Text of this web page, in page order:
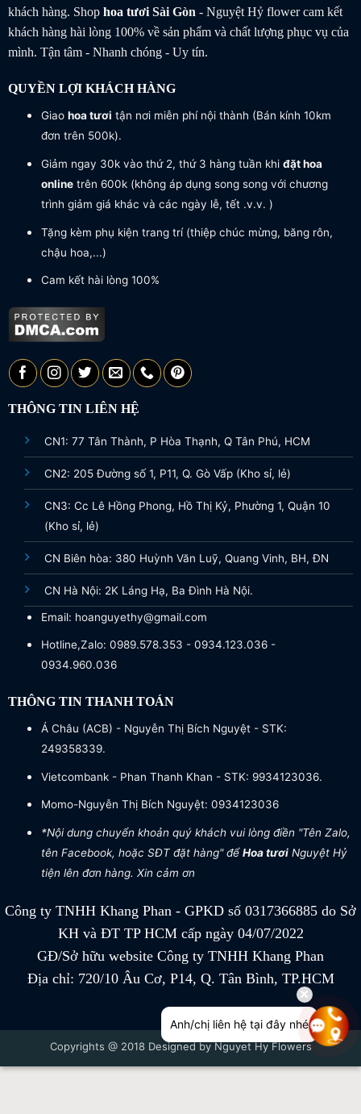
khách hàng. Shop hoa tươiSài Gòn - Nguyệt Hỷ flower cam kết
khách hàng hài lòng 100% về sản phẩm và chất lượng phục vụ của
mình. Tận tâm - Nhanh chóng - Uy tín.
QUYỀN LỢI KHÁCH HÀNG
Giao hoa tươi tận nơi miễn phí nội thành (Bán kính 10km
đơn trên 500k).
Giảm ngay 30k vào thứ 2, thứ 3 hàng tuần khi đặt hoa
onlinetrên 600k (không áp dụng song song với chương
trình giảm giá khác và các ngày lễ, tết .v.v. )
Tặng kèm phụ kiện trang trí (thiệp chúc mừng, băng rôn,
chậu hoa,...)
Cam kết hài lòng 100%
THÔNG TIN LIÊN HỆ
CN1: 77 Tân Thành, P Hòa Thạnh, Q Tân Phú, HCM
CN2: 205 Đường số 1, P11, Q. Gò Vấp (Kho sỉ, lẻ)
CN3: Cc Lê Hồng Phong, Hồ Thị Kỷ, Phường 1, Quận 10
(Kho sỉ, lẻ)
CN Biên hòa: 380 Huỳnh Văn Luỹ, Quang Vinh, BH, ĐN
CN Hà Nội: 2K Láng Hạ, Ba Đình Hà Nội.
Email: hoanguyethy@gmail.com
Hotline,Zalo: 0989.578.353 - 0934.123.036 -
0934.960.036
THÔNG TIN THANH TOÁN
Á Châu (ACB) - Nguyễn Thị Bích Nguyệt - STK:
249358339.
Vietcombank - Phan Thanh Khan - STK: 9934123036.
Momo-Nguyễn Thị Bích Nguyệt: 0934123036
*Nội dung chuyển khoản quý khách vui lòng điền "Tên Zalo,
tên Facebook, hoặc SĐT đặt hàng" đểHoa tươiNguyệt Hỷ
tiện lên đơn hàng. Xin cảm ơn
Công ty TNHH Khang Phan - GPKD số 0317366885 do Sở
KH và ĐT TP HCM cấp ngày 04/07/2022
GĐ/Sở hữu website Công ty TNHH Khang Phan
Địa chỉ: 720/10 Âu Cơ, P14, Q. Tân Bình, TP.HCM
Copyrights @ 2018 Designed by Nguyet Hy Flowers
Anh/chị liên hệ tại đây nhé